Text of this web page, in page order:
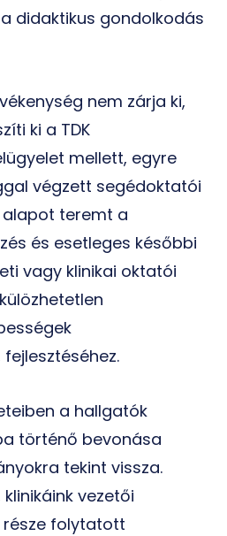
didaktikus gondolkodás
nem zárja ki,
ki a TDK
mellett, egyre
végzett segédoktatói
alapot teremt a
és esetleges későbbi
vagy klinikai oktatói
a hallgatók
történő bevonása
tekint vissza.
vezetői
folytatott